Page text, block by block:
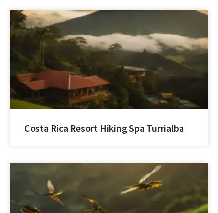
Costa Rica Resort Hiking Spa Turrialba